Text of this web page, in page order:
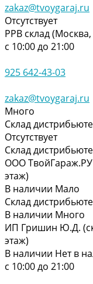
zakaz@tvoygaraj.ru
Отсутствует
РРВ склад
с 10:00 до 21:00
925 642-43-03
zakaz@tvoygaraj.ru
Много
Склад
Отсутствует
Склад
ООО
этаж)
В наличии Мало
Склад
В наличии Много
ИП Гришин Ю.Д.
этаж)
В наличии Нет в
с 10:00 до 21:00